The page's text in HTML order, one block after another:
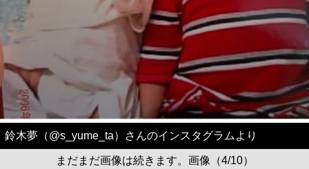
鈴木夢（@s_yume_ta）さんのインスタグラムより
まだまだ画像は続きます。画像（4/10）